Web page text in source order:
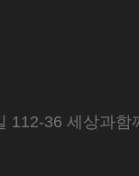
112-36 세상과